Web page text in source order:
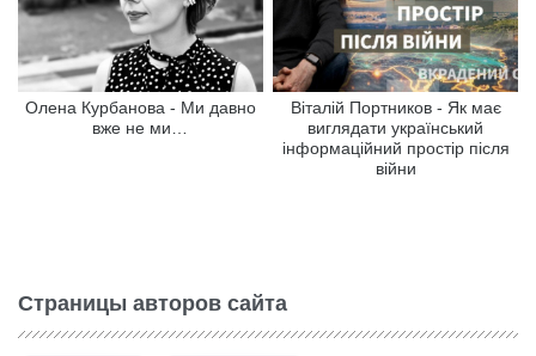
Олена Курбанова - Ми давно
вже не ми…
Віталій Портников - Як має
виглядати український
інформаційний простір після
війни
Страницы авторов сайта